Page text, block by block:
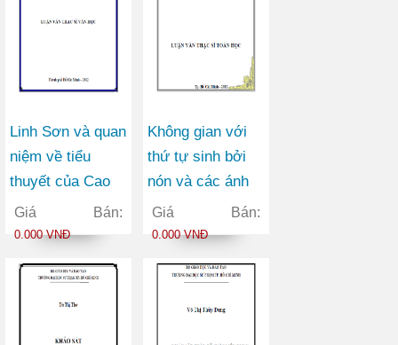
Linh Sơn và quan
niệm về tiểu
thuyết của Cao
Hành Kiện
Giá Bán:
0.000 VNĐ
Không gian với
thứ tự sinh bởi
nón và các ánh
xạ giữa chúng
Giá Bán:
0.000 VNĐ